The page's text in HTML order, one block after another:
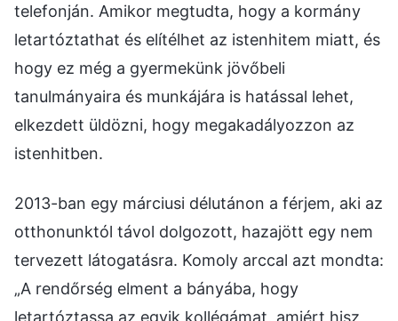
telefonján. Amikor megtudta, hogy a kormány
letartóztathat és elítélhet az istenhitem miatt, és
hogy ez még a gyermekünk jövőbeli
tanulmányaira és munkájára is hatással lehet,
elkezdett üldözni, hogy megakadályozzon az
istenhitben.
2013-ban egy márciusi délutánon a férjem, aki az
otthonunktól távol dolgozott, hazajött egy nem
tervezett látogatásra. Komoly arccal azt mondta:
„A rendőrség elment a bányába, hogy
letartóztassa az egyik kollégámat, amiért hisz